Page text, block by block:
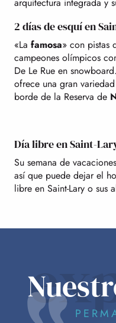
2 días de esquí en
«La famosa» con pistas
campeones olímpicos
De Le Rue en
ofrece una gran
borde de la Reserva de
Día libre en Saint-
Su semana de
así que puede dejar el
libre en Saint-Lary o sus